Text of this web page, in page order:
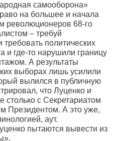
самооборона»
на большее и начала
революционеров 68-го
– требуй
политических
и где-то нарушили границу
А результаты
выборах лишь усилили
вылился в публичную
что Луценко и
с Секретариатом
Президентом. А это уже,
аут.
пытаются вывести из